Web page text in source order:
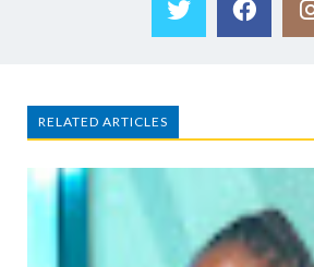
RELATED ARTICLES